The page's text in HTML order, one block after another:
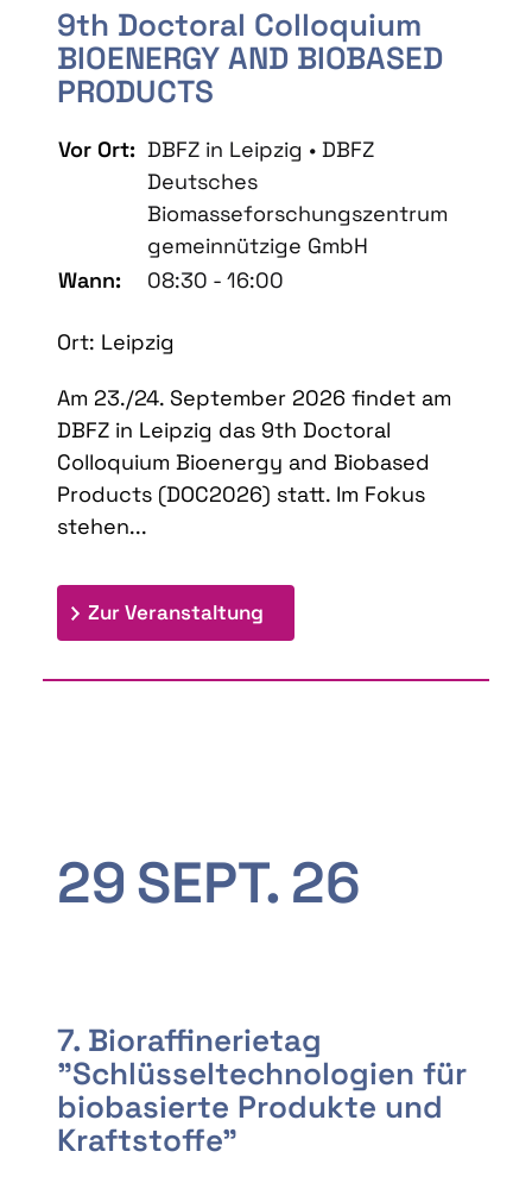
9th Doctoral Colloquium
BIOENERGY AND BIOBASED
PRODUCTS
Vor Ort: DBFZ in Leipzig • DBFZ
Deutsches
Biomasseforschungszentrum
gemeinnützige GmbH
Wann:
08:30 - 16:00
Ort: Leipzig
Am 23./24. September 2026 findet am
DBFZ in Leipzig das 9th Doctoral
Colloquium Bioenergy and Biobased
Products (DOC2026) statt. Im Fokus
stehen...
Zur Veranstaltung
29SEPT. 26
7. Bioraffinerietag
"Schlüsseltechnologien für
biobasierte Produkte und
Kraftstoffe"